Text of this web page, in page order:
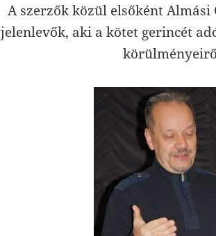
A szerzők közül elsőként
jelenlevők, aki a kötet gerincét